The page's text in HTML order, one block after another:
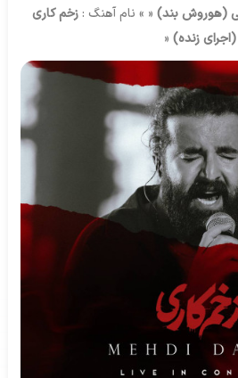
(هوروش بند) « » نام آهنگ :زخم کاری
(اجرای زنده) «